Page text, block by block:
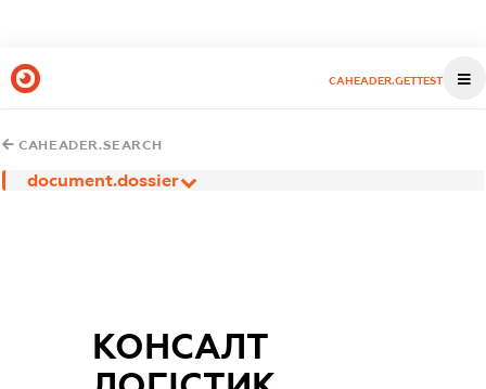
CAHEADER.GETTEST
CAHEADER.SEARCH
document.dossier
КОНСАЛТ